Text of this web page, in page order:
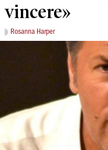
vincere»
Rosanna Harper